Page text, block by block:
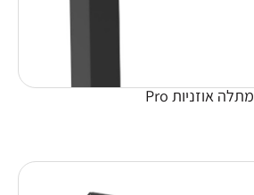
מתלה אוזניות Pro